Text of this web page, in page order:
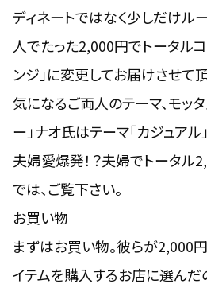
ディネートではなく少しだけルー
人でたった2,000円でトータル
ンジ 」に変更してお届けさせて
気になるご両人のテーマ、モッ
ー」ナオ氏はテーマ「カジュアル
夫婦愛爆発！？夫婦でトータ
では、ご覧下さい。
お買い物
まずはお買い物。彼らが2,000
イテムを購入するお店に選んだ